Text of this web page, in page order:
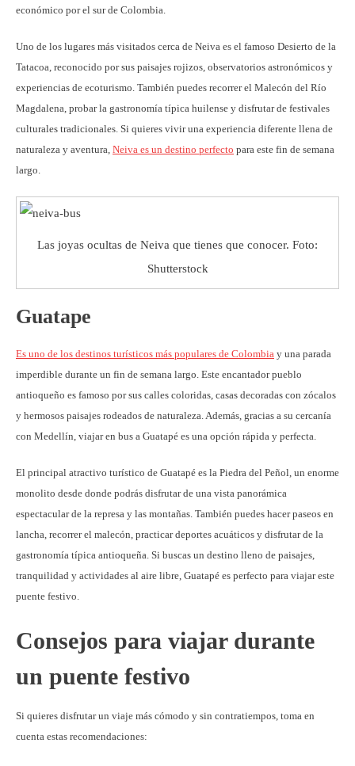
económico por el sur de Colombia.
Uno de los lugares más visitados cerca de Neiva es el famoso Desierto de la
Tatacoa, reconocido por sus paisajes rojizos, observatorios astronómicos y
experiencias de ecoturismo. También puedes recorrer el Malecón del Río
Magdalena, probar la gastronomía típica huilense y disfrutar de festivales
culturales tradicionales. Si quieres vivir una experiencia diferente llena de
naturaleza y aventura, Neiva es un destino perfecto para este fin de semana
largo.
Las joyas ocultas de Neiva que tienes que conocer. Foto:
Shutterstock
Guatape
Es uno de los destinos turísticos más populares de Colombia y una parada
imperdible durante un fin de semana largo. Este encantador pueblo
antioqueño es famoso por sus calles coloridas, casas decoradas con zócalos
y hermosos paisajes rodeados de naturaleza. Además, gracias a su cercanía
con Medellín, viajar en bus a Guatapé es una opción rápida y perfecta.
El principal atractivo turístico de Guatapé es la Piedra del Peñol, un enorme
monolito desde donde podrás disfrutar de una vista panorámica
espectacular de la represa y las montañas. También puedes hacer paseos en
lancha, recorrer el malecón, practicar deportes acuáticos y disfrutar de la
gastronomía típica antioqueña. Si buscas un destino lleno de paisajes,
tranquilidad y actividades al aire libre, Guatapé es perfecto para viajar este
puente festivo.
Consejos para viajar durante
un puente festivo
Si quieres disfrutar un viaje más cómodo y sin contratiempos, toma en
cuenta estas recomendaciones: